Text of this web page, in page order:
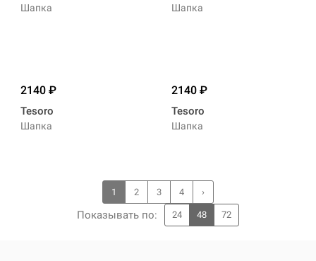
Шапка Шапка
2140
Tesoro
Шапка
2140
Tesoro
Шапка
1 2 3 4 ›
Показывать по: 24 48 72